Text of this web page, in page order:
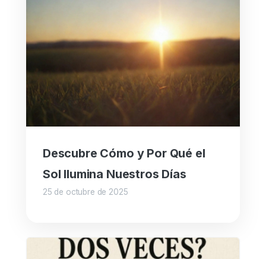
Descubre Cómo y Por Qué el
Sol Ilumina Nuestros Días
25 de octubre de 2025